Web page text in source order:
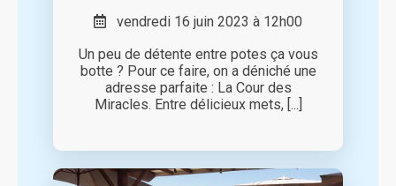
vendredi 16 juin 2023 à 12h00
Un peu de détente entre potes ça vous
botte ? Pour ce faire, on a déniché une
adresse parfaite : La Cour des
Miracles. Entre délicieux mets, [...]